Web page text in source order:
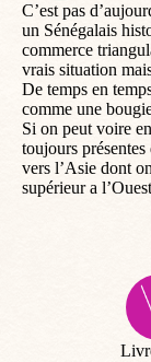
C’est pas
un Sénégalais
commerce
vrais situation
De temps en
comme une
Si on peut voire
toujours présentes
vers l’Asie dont
supérieur a